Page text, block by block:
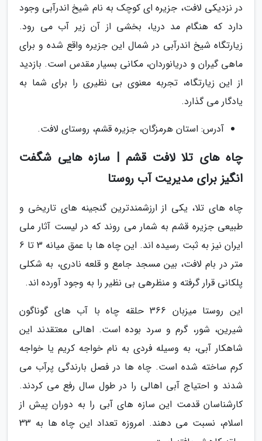
در نزدیکی لافت، جزیره ای کوچک به نام شیخ اندرآبی وجود
دارد که هنگام مد دریا، بخشی از آن زیر آب می رود.
زیارتگاه شیخ اندرآبی در شمال این جزیره واقع شده و برای
ماهی گیران و دریانوردان، مکانی بسیار مقدس است. بازدید
از این زیارتگاه، تجربه معنوی بی نظیری را برای شما به
یادگار می گذارد.
آدرس: استان هرمزگان، جزیره قشم، روستای لافت.
چاه های تلا لافت قشم | سازه هایی شگفت
انگیز برای مدیریت آب روستا
چاه های تلا، یکی از ارزشمندترین گنجینه های تاریخی و
طبیعی جزیره قشم به شمار می روند که در لیست آثار ملی
ایران نیز به ثبت رسیده اند. این چاه ها با عمق میانه 3 تا 6
متر در بام لافت، بین مسجد جامع و قلعه نادری، به شکلی
پلکانی قرار گرفته و منظرهی بی نظیر را به وجود آورده اند.
این روستا میزبان 366 حلقه چاه با آب های گوناگون
شیرین، شور، گرم و سرد بوده است. اهالی معتقدند این
شاهکار آبی، به وسیله فردی به نام خواجه کریم یا خواجه
کرم ساخته شده است. چاه ها در فصل بارندگی پرآب می
شدند و احتیاج آبی اهالی را در طول سال رفع می کردند.
کارشناسان قدمت این سازه های آبی را به دوران پیش از
اسلام، نسبت می دهند. امروزه تعداد این چاه ها به 33